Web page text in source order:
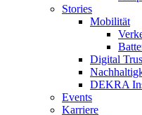
Stories
Mobilität
Digital
DEKRA
Events
Karriere